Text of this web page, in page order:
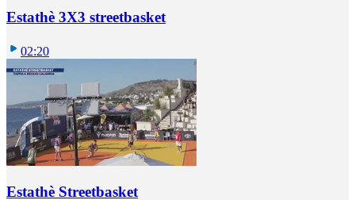
Estathè 3X3 streetbasket
02:20
Estathè Streetbasket